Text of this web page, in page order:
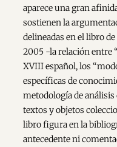
aparece una gran
sostienen la
delineadas en el libro
2005 -la relación entre
XVIII español, los
específicas de
metodología de
textos y objetos
libro figura en la
antecedente ni